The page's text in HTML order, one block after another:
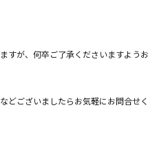
すが、何卒ご了承くださいますようお
どございましたらお気軽にお問合せく